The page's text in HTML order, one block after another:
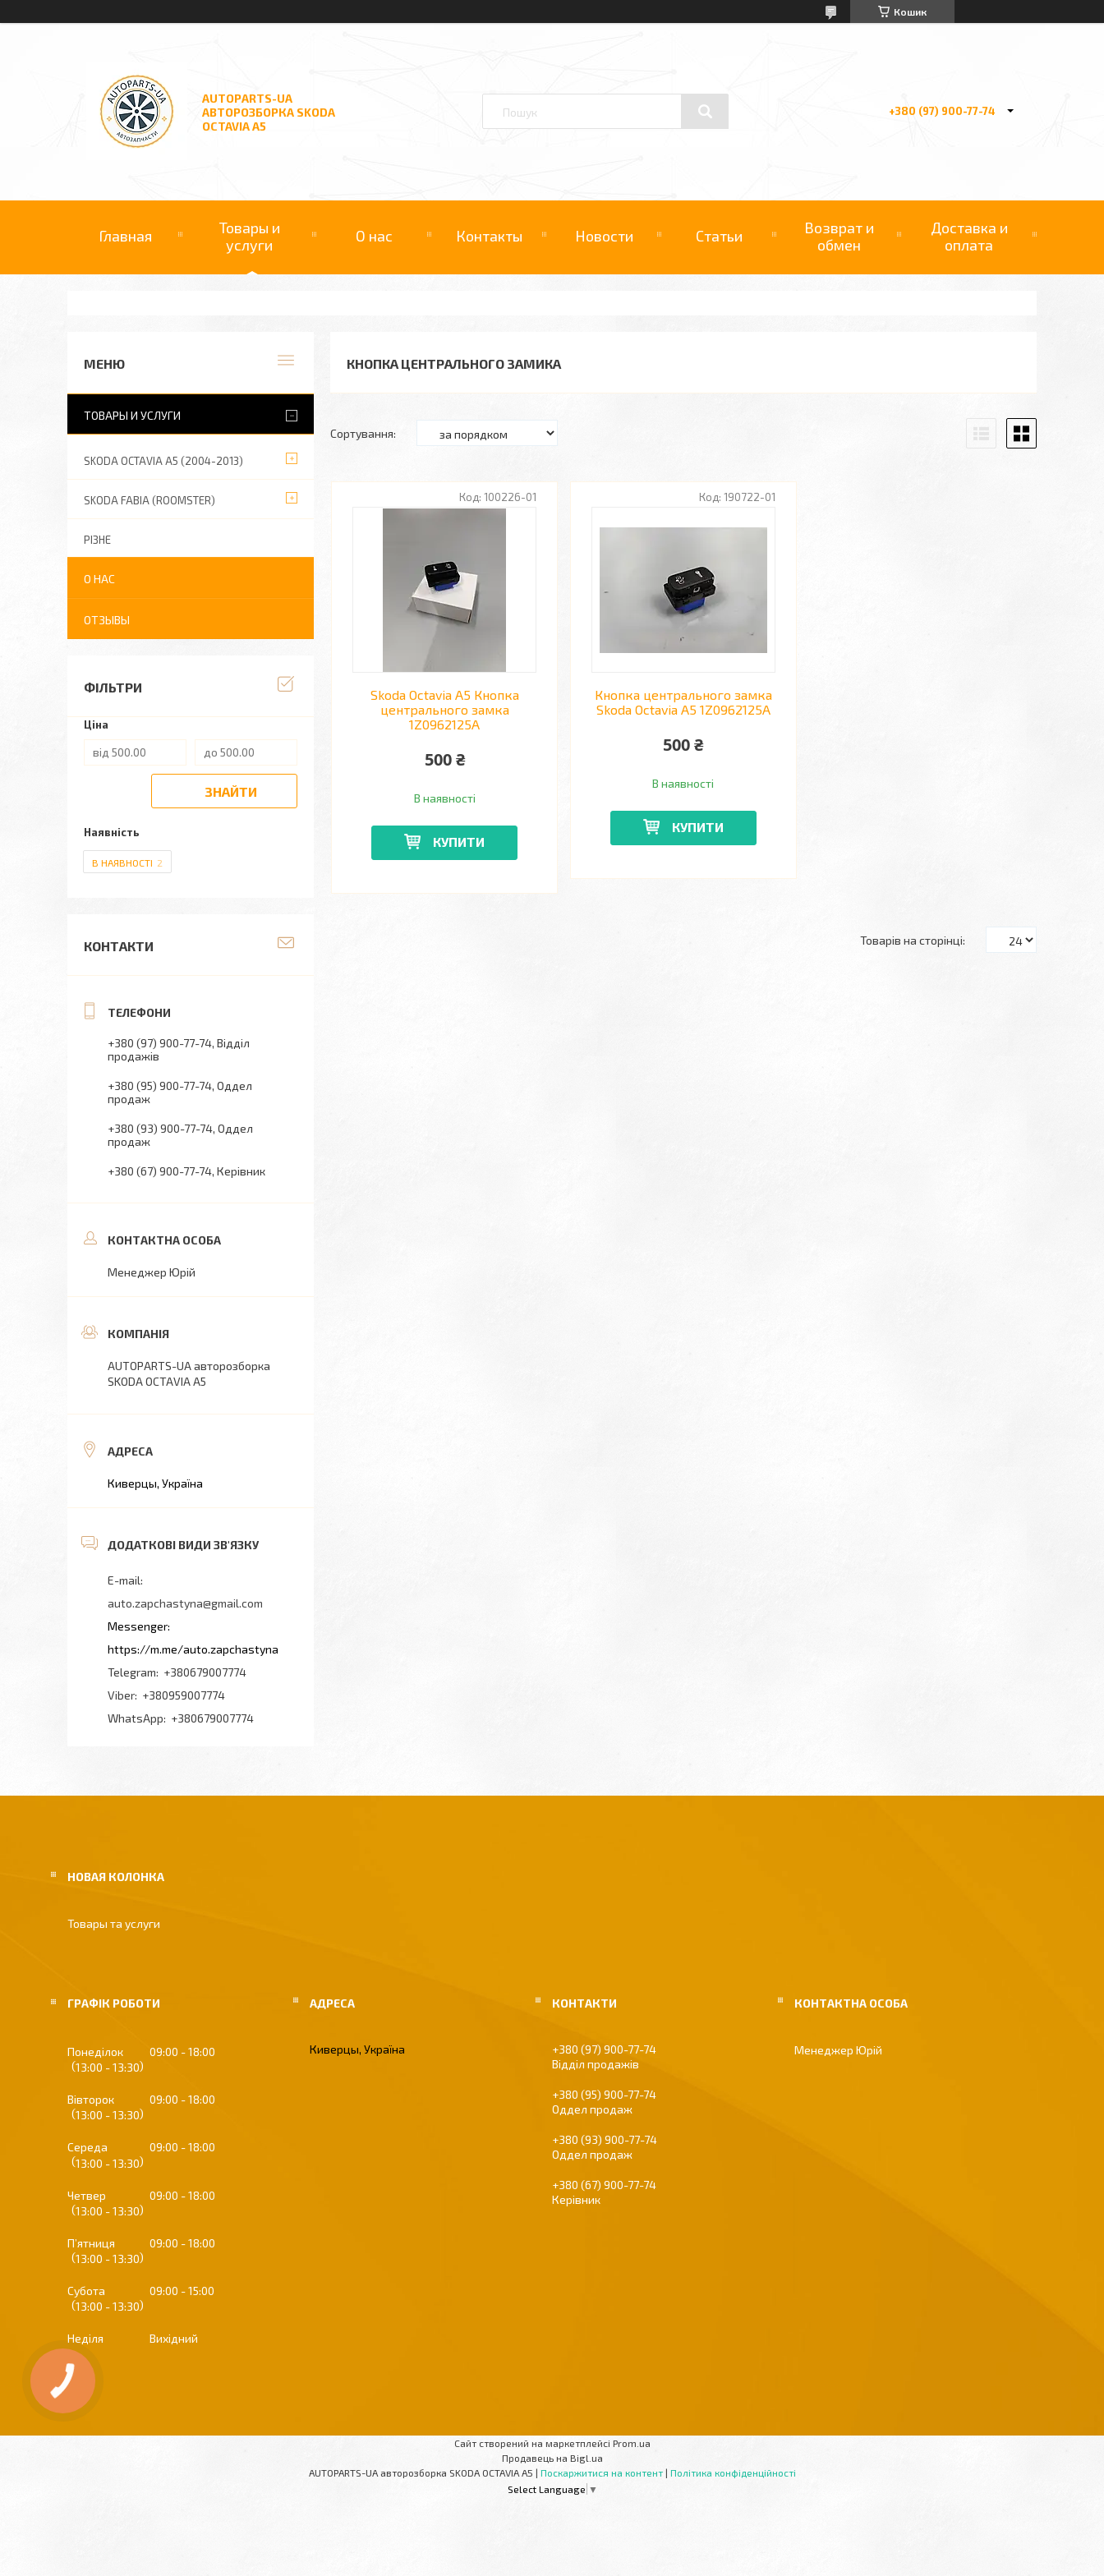
Кошик
AUTOPARTS-UA
АВТОРОЗБОРКА SKODA
OCTAVIA A5
+380 (97) 900-77-74
Главная
Товары и
услуги
О нас Контакты Новости Статьи
Возврат и
обмен
Доставка и
оплата
КНОПКА ЦЕНТРАЛЬНОГО ЗАМИКА
100226-01
Skoda Octavia A5 Кнопка
центрального замка
1Z0962125A
500 ₴
В наявності
КУПИТИ
190722-01
Кнопка центрального замка
Skoda Octavia A5 1Z0962125A
500 ₴
В наявності
КУПИТИ
ТОВАРЫ И УСЛУГИ
SKODA OCTAVIA A5 (2004-2013)
SKODA FABIA (ROOMSTER)
РІЗНЕ
О НАС
ОТЗЫВЫ
ФІЛЬТРИ
Ціна
ЗНАЙТИ
Наявність
В НАЯВНОСТІ 2
КОНТАКТИ
+380 (97) 900-77-74 Відділ
продажів
+380 (95) 900-77-74 Оддел
продаж
+380 (93) 900-77-74 Оддел
продаж
+380 (67) 900-77-74 Керівник
Менеджер Юрій
AUTOPARTS-UA авторозборка
SKODA OCTAVIA A5
Киверцы, Україна
auto.zapchastyna@gmail.com
https://m.me/auto.zapchastyna
+380679007774
+380959007774
+380679007774
НОВАЯ КОЛОНКА
Товары та услуги
ГРАФІК РОБОТИ
Понеділок 09:00
18:00
13:00
13:30
Вівторок 09:00
18:00
13:00
13:30
Середа 09:00
18:00
13:00
13:30
Четвер 09:00
18:00
13:00
13:30
Пʼятниця 09:00
18:00
13:00
13:30
Субота 09:00
15:00
13:00
13:30
Неділя Вихідний
Киверцы, Україна
+380 (97) 900-77-74
Відділ продажів
+380 (95) 900-77-74
Оддел продаж
+380 (93) 900-77-74
Оддел продаж
+380 (67) 900-77-74
Керівник
Менеджер Юрій
Сайт створений на маркетплейсі Prom.ua
Продавець на Bigl.ua
AUTOPARTS-UA авторозборка SKODA OCTAVIA A5 | Поскаржитися на контент | Політика конфіденційності
Select Language ▼